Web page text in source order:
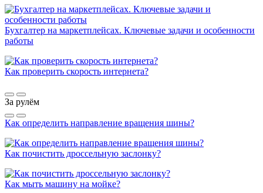
Бухгалтер на маркетплейсах. Ключевые задачи и особенности
работы
Как проверить скорость интернета?
За рулём
Как определить направление вращения шины?
Как почистить дроссельную заслонку?
Как мыть машину на мойке?